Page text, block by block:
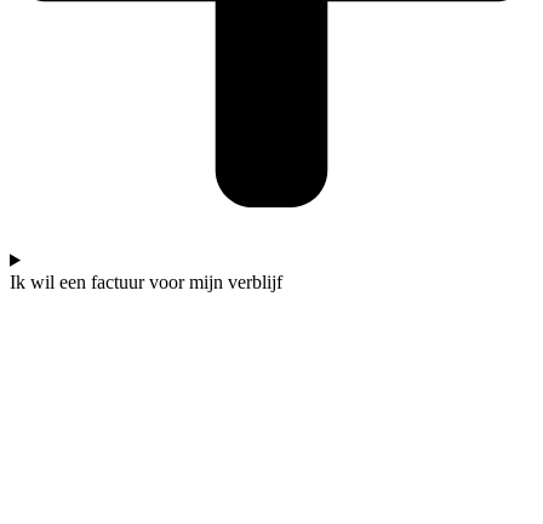
Ik wil een factuur voor mijn verblijf